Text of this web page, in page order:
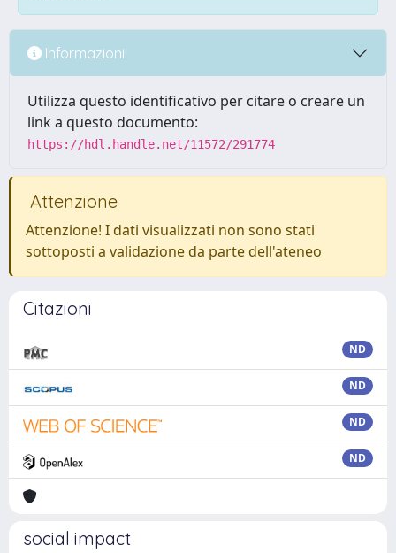
Informazioni
Utilizza questo identificativo per citare o creare un
link a questo documento:
https://hdl.handle.net/11572/291774
Attenzione
Attenzione! I dati visualizzati non sono stati
sottoposti a validazione da parte dell'ateneo
Citazioni
ND
ND
ND
ND
social impact